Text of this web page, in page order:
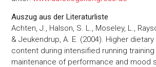
Auszug aus der Literaturliste
Achten, J., Halson, S. L., Moseley, L.,
& Jeukendrup, A. E. (2004). Higher
content during intensified running
maintenance of performance and mood